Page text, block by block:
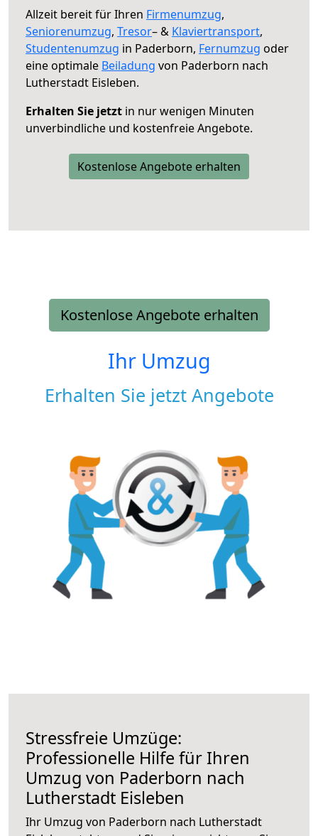
Allzeit bereit für Ihren Firmenumzug,
Seniorenumzug, Tresor– & Klaviertransport,
Studentenumzug in Paderborn, Fernumzug oder
eine optimale Beiladung von Paderborn nach
Lutherstadt Eisleben.
Erhalten Sie jetzt in nur wenigen Minuten
unverbindliche und kostenfreie Angebote.
Kostenlose Angebote erhalten
Kostenlose Angebote erhalten
Ihr Umzug
Erhalten Sie jetzt Angebote
Stressfreie Umzüge:
Professionelle Hilfe für Ihren
Umzug von Paderborn nach
Lutherstadt Eisleben
Ihr Umzug von Paderborn nach Lutherstadt